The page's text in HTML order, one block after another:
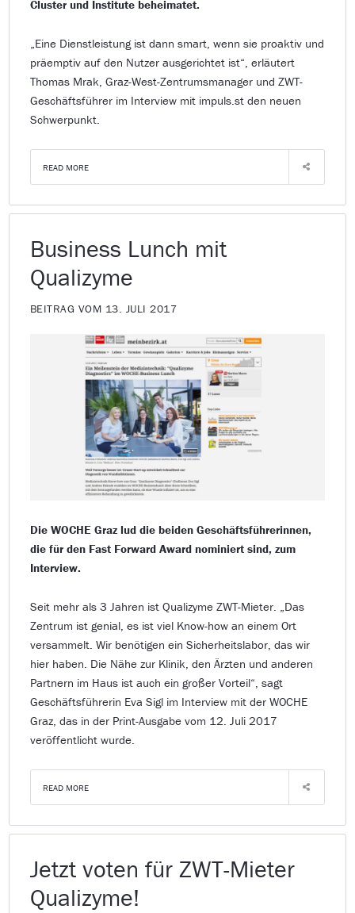
Cluster und Institute beheimatet.
„Eine Dienstleistung ist dann smart, wenn sie proaktiv und
präemptiv auf den Nutzer ausgerichtet ist“, erläutert
Thomas Mrak, Graz-West-Zentrumsmanager und ZWT-
Geschäftsführer im Interview mit impuls.st den neuen
Schwerpunkt.
READ MORE
Business Lunch mit
Qualizyme
BEITRAG VOM 13. JULI 2017
Die WOCHE Graz lud die beiden Geschäftsführerinnen,
die für den Fast Forward Award nominiert sind, zum
Interview.
Seit mehr als 3 Jahren ist Qualizyme ZWT-Mieter. „Das
Zentrum ist genial, es ist viel Know-how an einem Ort
versammelt. Wir benötigen ein Sicherheitslabor, das wir
hier haben. Die Nähe zur Klinik, den Ärzten und anderen
Partnern im Haus ist auch ein großer Vorteil“, sagt
Geschäftsführerin Eva Sigl im Interview mit der WOCHE
Graz, das in der Print-Ausgabe vom 12. Juli 2017
veröffentlicht wurde.
READ MORE
Jetzt voten für ZWT-Mieter
Qualizyme!